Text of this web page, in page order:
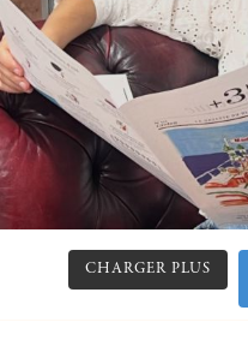
CHARGER PLUS